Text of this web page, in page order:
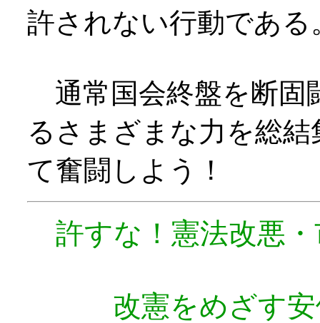
許されない行動である
通常国会終盤を断固
るさまざまな力を総
て奮闘しよう！
許すな！憲法改悪・
改憲をめざす安倍